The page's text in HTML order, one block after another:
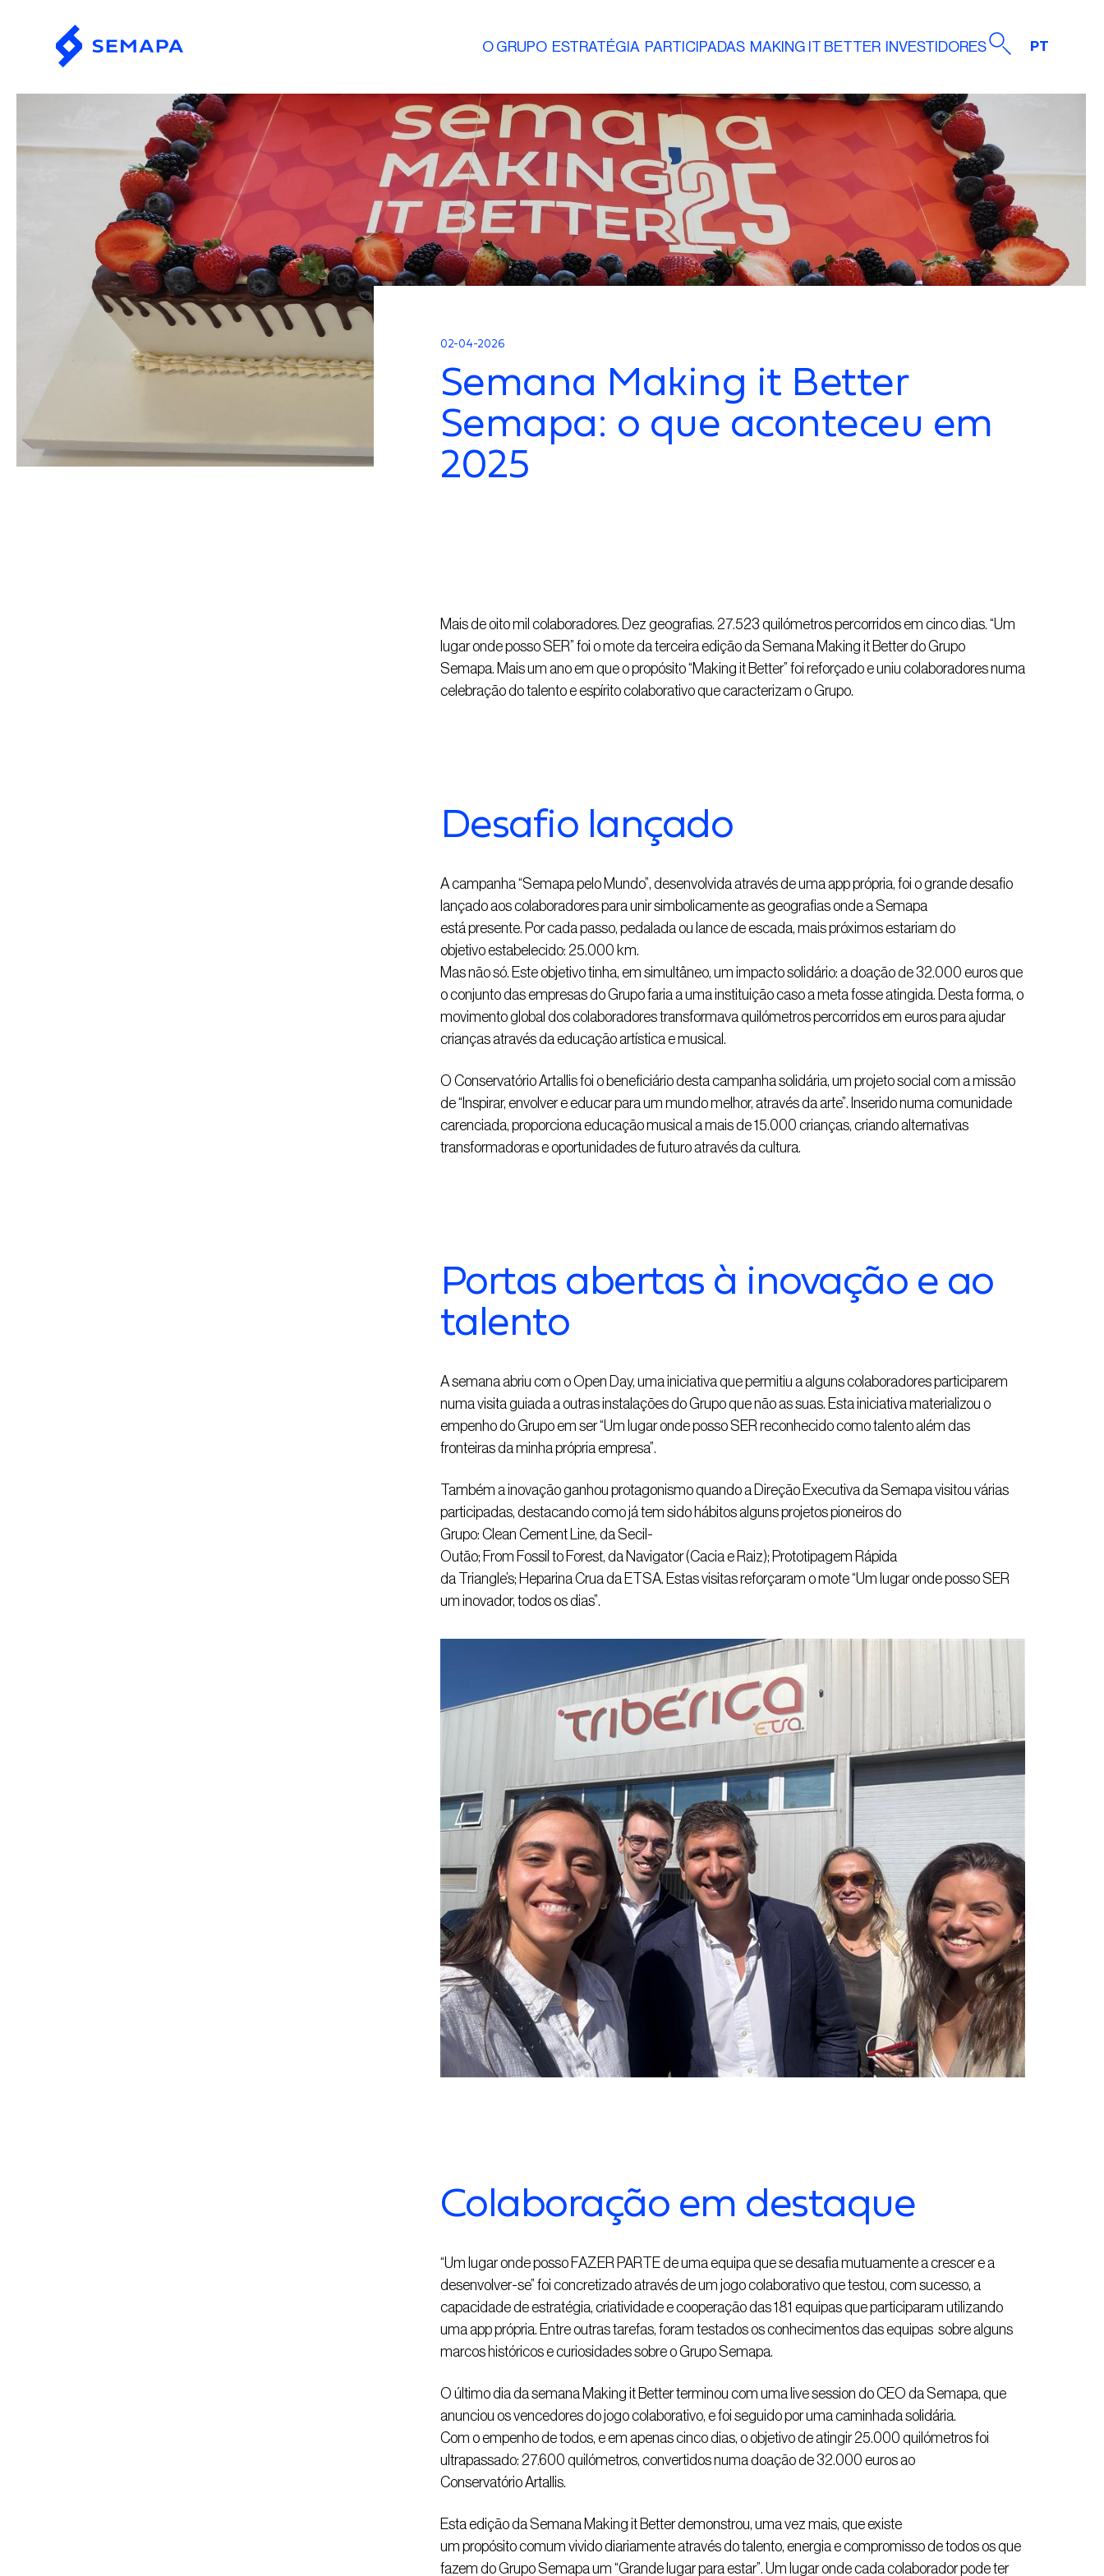
O GRUPO ESTRATÉGIA PARTICIPADAS MAKING IT BETTER INVESTIDORES PT
02-04-2026
Semana Making it Better
Semapa: o que aconteceu em
2025
Mais de oito mil colaboradores. Dez geografias. 27.523 quilómetros percorridos em cinco dias. “Um
lugar onde posso SER” foi o mote daterceira edição da Semana Making it Betterdo Grupo
Semapa. Mais um ano em que o propósito“Making it Better” foi reforçadoeuniu colaboradores numa
celebração do talento e espírito colaborativo que caracterizam o Grupo.
Desafio lançado
A campanha “Semapa pelo Mundo”, desenvolvida através de uma app própria, foi o grande desafio
lançado aos colaboradores para unir simbolicamente as geografias onde a Semapa
está presente. Por cada passo, pedalada ou lance de escada, mais próximos estariam do
objetivo estabelecido: 25.000 km.
Mas não só. Este objetivo tinha, em simultâneo, um impacto solidário: a doação de 32.000 euros que
o conjunto das empresas do Grupo faria a uma instituição caso a meta fosse atingida. Desta forma, o
movimento global dos colaboradores transformava quilómetros percorridos em euros para ajudar
crianças através da educação artística e musical.
O Conservatório Artallis foi o beneficiário desta campanha solidária, um projeto social com a missão
de “Inspirar, envolver e educar para um mundo melhor, através da arte”. Inserido numa comunidade
carenciada, proporciona educação musical a mais de 15.000 crianças, criando alternativas
transformadoras e oportunidades de futuro através da cultura.
Portas abertas à inovação e ao
talento
A semana abriu com o Open Day, uma iniciativa que permitiu a alguns colaboradores participarem
numa visita guiada a outras instalações do Grupo que não as suas. Esta iniciativa materializou o
empenho do Grupo em ser “Um lugar onde posso SER reconhecido como talento além das
fronteiras da minha própria empresa”.
Também a inovação ganhou protagonismo quando a Direção Executiva da Semapa visitou várias
participadas, destacando como já tem sido hábitos alguns projetos pioneiros do
Grupo: Clean Cement Line, da Secil-
Outão; From Fossil to Forest, da Navigator (Cacia e Raiz); Prototipagem Rápida
da Triangle’s; Heparina Crua da ETSA. Estas visitas reforçaram o mote “Um lugar onde posso SER
um inovador, todos os dias”.
Colaboração em destaque
“Um lugar onde posso FAZER PARTE de uma equipa que se desafia mutuamente a crescer e a
desenvolver-se” foi concretizado através de um jogo colaborativo que testou, com sucesso, a
capacidade de estratégia, criatividade e cooperação das 181 equipas que participaram utilizando
uma app própria. Entre outras tarefas, foram testados os conhecimentos das equipas sobre alguns
marcos históricos e curiosidades sobre o Grupo Semapa.
O último dia da semana Making it Better terminou com uma live session do CEO da Semapa, que
anunciou os vencedores do jogo colaborativo, e foi seguido por uma caminhada solidária.
Com o empenho de todos, e em apenas cinco dias, o objetivo de atingir 25.000 quilómetros foi
ultrapassado: 27.600 quilómetros, convertidos numa doação de 32.000 euros ao
Conservatório Artallis.
Esta edição da Semana Making it Better demonstrou, uma vez mais, que existe
um propósito comum vivido diariamente através do talento, energia e compromisso de todos os que
fazem do Grupo Semapa um “Grande lugar para estar”. Um lugar onde cada colaborador pode ter